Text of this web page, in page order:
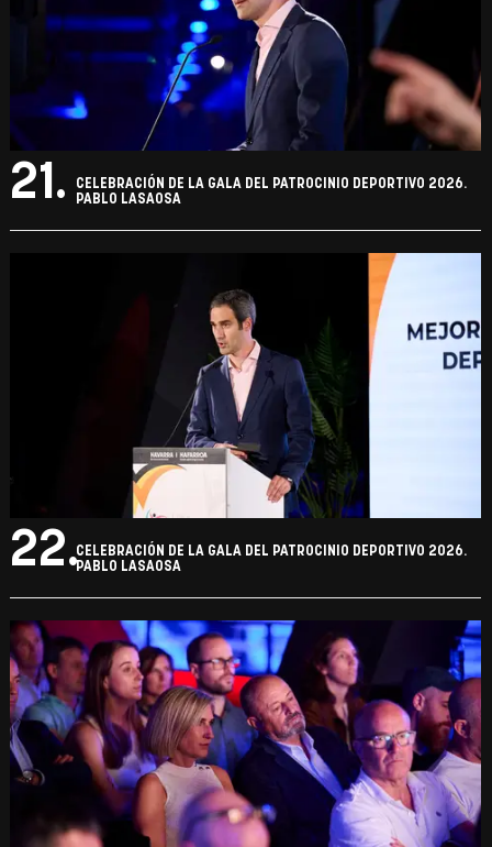
21.
CELEBRACIÓN DE LA GALA DEL PATROCINIO DEPORTIVO 2026.
PABLO LASAOSA
22.CELEBRACIÓN DE LA GALA DEL PATROCINIO DEPORTIVO 2026.
PABLO LASAOSA